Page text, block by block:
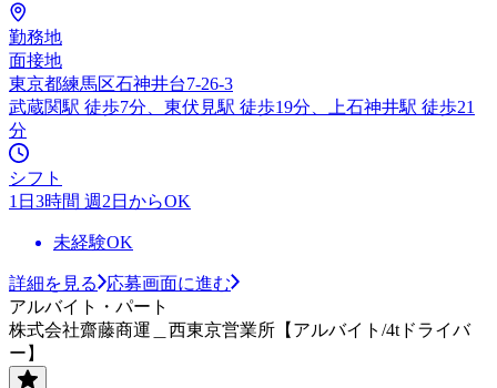
勤務地
面接地
東京都練馬区石神井台7-26-3
武蔵関駅 徒歩7分、東伏見駅 徒歩19分、上石神井駅 徒歩21
分
シフト
1日3時間 週2日からOK
未経験OK
詳細を見る
応募画面に進む
アルバイト・パート
株式会社齋藤商運＿西東京営業所【アルバイト/4tドライバ
ー】